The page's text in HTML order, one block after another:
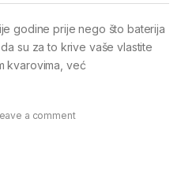
godine prije nego što baterija
su za to krive vaše vlastite
kvarovima, već
a comment